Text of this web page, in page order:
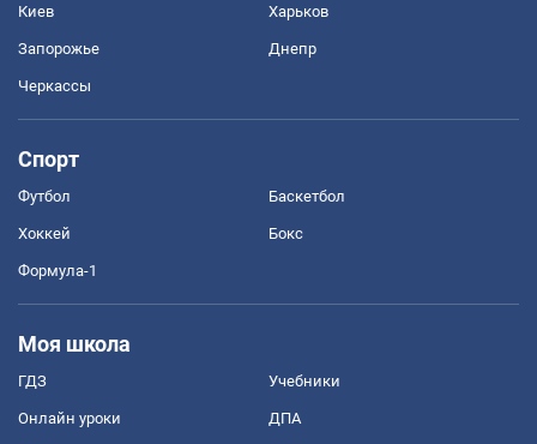
Киев Харьков
Запорожье Днепр
Черкассы
Спорт
Футбол Баскетбол
Хоккей Бокс
Формула-1
Моя школа
ГДЗ Учебники
Онлайн уроки ДПА